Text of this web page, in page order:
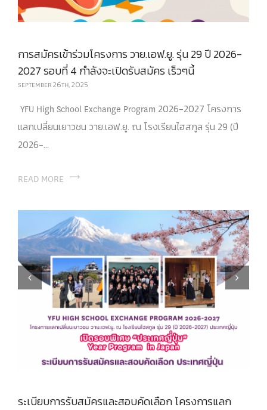
การสมัครเข้าร่วมโครงการ วาย.เอฟ.ยู. รุ่น 29 ปี 2026-
2027 รอบที่ 4 กำลังจะเปิดรับสมัคร เร็วๆนี้
SEPTEMBER 26TH, 2025
YFU High School Exchange Program 2026-2027 โครงการ
แลกเปลี่ยนเยาวชน วาย.เอฟ.ยู. ณ โรงเรียนไฮสกูล รุ่น 29 (ปี
2026-...
READ MORE
ระเบียบการรับสมัครและสอบคัดเลือก โครงการแลก